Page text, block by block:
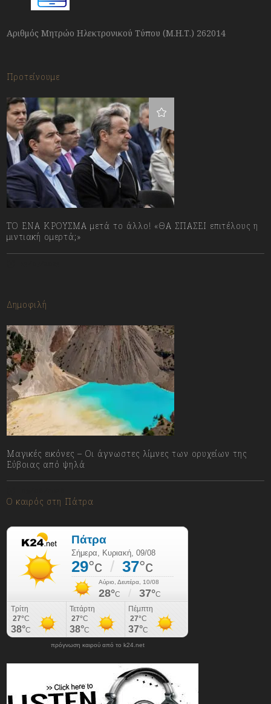
Αριθμός Μητρώο Ηλεκτρονικού Τύπου (Μ.Η.Τ.) 262014
Προτείνουμε
ΤΟ ΕΝΑ ΚΡΟΥΣΜΑ μετά το άλλο! «ΘΑ ΣΠΑΣΕΙ επιτέλους η
μιντιακή ομερτά;»
Δημοφιλή
Μαγικές εικόνες – Οι άγνωστες λίμνες των ορυχείων της
Εύβοιας από ψηλά
Ο καιρός στη Πάτρα
πρόγνωση καιρού από το k24.net